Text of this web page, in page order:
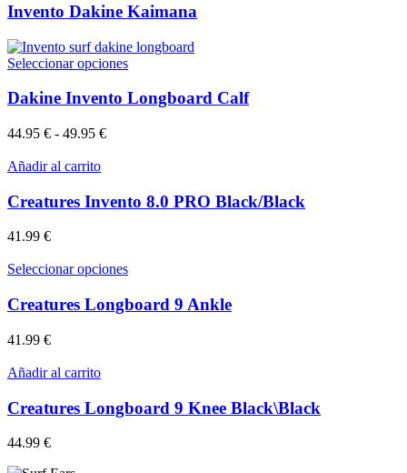
Invento Dakine Kaimana
Seleccionar opcionesEste
tiene
múltiples
pueden
elegir
de
Dakine Invento Longboard Calf
44.95 € - 49.95 €Rango
44.95 €
hasta
Añadir al carrito
Creatures Invento 8.0 PRO Black/Black
41.99 €
Seleccionar opcionesEste
tiene
múltiples
pueden
elegir
Creatures Longboard 9 Ankle
41.99 €
Añadir al carrito
Creatures Longboard 9 Knee Black\Black
44.99 €